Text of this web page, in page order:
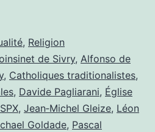
, Religion
de Sivry, Alfonso de
, Catholiques traditionalistes,
, Davide Pagliarani, Église
, Jean‑Michel Gleize, Léon
Goldade, Pascal